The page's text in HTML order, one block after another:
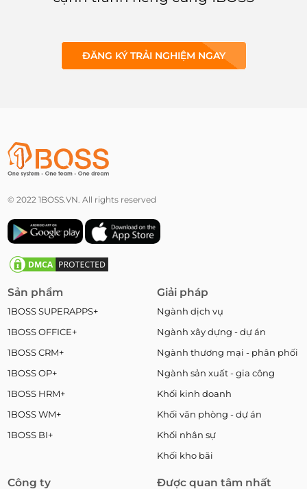
ĐĂNG KÝ TRẢI NGHIỆM NGAY
© 2022 1BOSS.VN. All rights reserved
Sản phẩm
1BOSS SUPERAPPS+
1BOSS OFFICE+
1BOSS CRM+
1BOSS OP+
1BOSS HRM+
1BOSS WM+
1BOSS BI+
Giải pháp
Ngành dịch vụ
Ngành xây dựng - dự án
Ngành thương mại - phân phối
Ngành sản xuất - gia công
Khối kinh doanh
Khối văn phòng - dự án
Khối nhân sự
Khối kho bãi
Công ty Được quan tâm nhất